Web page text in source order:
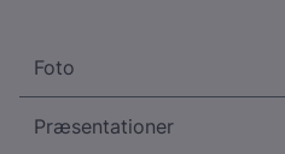
Foto
Præsentationer